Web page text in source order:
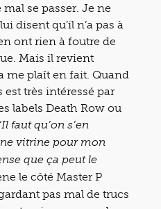
se passer. Je ne
disent qu’il n’a pas à
ont rien à foutre de
Mais il revient
me plaît en fait. Quand
est très intéressé par
labels Death Row ou
faut qu’on s’en
vitrine pour mon
que ça peut le
le côté Master P
pas mal de trucs